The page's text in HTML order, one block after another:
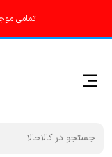
تمامی